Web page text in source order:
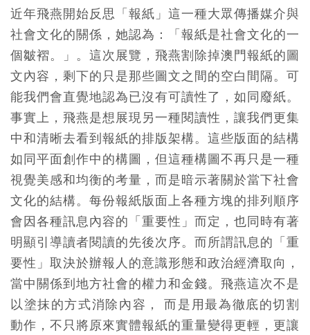
近年飛燕開始反思「報紙」這一種大眾傳播媒介與
社會文化的關係，她認為：「報紙是社會文化的一
個皺褶。」。這次展覽，飛燕割除掉澳門報紙的圖
文內容，剩下的只是那些圖文之間的空白間隔。可
能我們會直覺地認為已沒有可讀性了，如同廢紙。
事實上，飛燕是想展現另一種閱讀性，讓我們更集
中和清晰去看到報紙的排版架構。這些版面的結構
如同平面創作中的構圖，但這種構圖不再只是一種
視覺美感和均衡的考量，而是暗示著關於當下社會
文化的結構。每份報紙版面上各種方塊的排列順序
會因各種訊息內容的「重要性」而定，也同時有著
明顯引導讀者閱讀的先後次序。而所謂訊息的「重
要性」取決於辦報人的意識形態和政治經濟取向，
當中關係到地方社會的權力和金錢。飛燕這次不是
以塗抹的方式消除內容， 而是用最為徹底的切割
動作，不只將原來實體報紙的重量變得更輕，更讓